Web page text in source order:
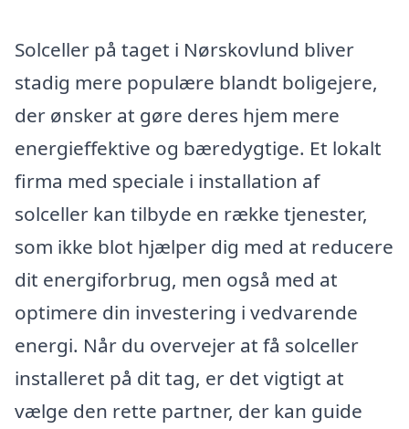
Solceller på taget i Nørskovlund bliver
stadig mere populære blandt boligejere,
der ønsker at gøre deres hjem mere
energieffektive og bæredygtige. Et lokalt
firma med speciale i installation af
solceller kan tilbyde en række tjenester,
som ikke blot hjælper dig med at reducere
dit energiforbrug, men også med at
optimere din investering i vedvarende
energi. Når du overvejer at få solceller
installeret på dit tag, er det vigtigt at
vælge den rette partner, der kan guide